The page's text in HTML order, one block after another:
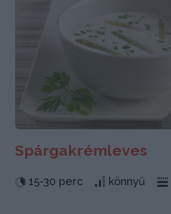
Spárgakrémleves
15-30 perc könnyű